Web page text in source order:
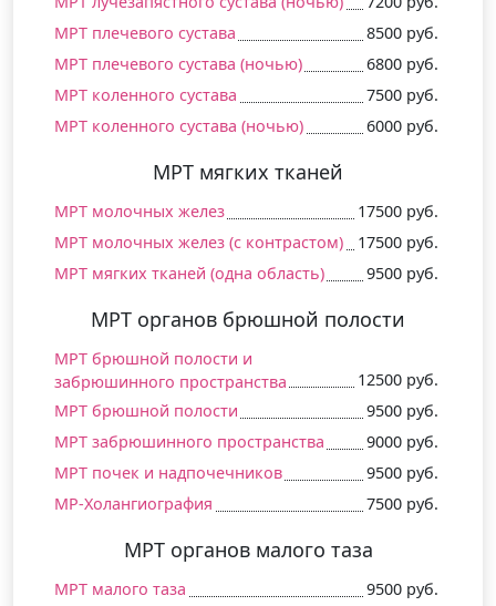
МРТ плечевого сустава
8500 руб.
МРТ плечевого сустава (ночью)
6800 руб.
МРТ коленного сустава
7500 руб.
МРТ коленного сустава (ночью)
6000 руб.
МРТ мягких тканей
МРТ молочных желез
17500 руб.
МРТ молочных желез (c контрастом)
17500 руб.
МРТ мягких тканей (одна область)
9500 руб.
МРТ органов брюшной полости
МРТ брюшной полости и
забрюшинного пространства
12500 руб.
МРТ брюшной полости
9500 руб.
МРТ забрюшинного пространства
9000 руб.
МРТ почек и надпочечников
9500 руб.
МР-Холангиография
7500 руб.
МРТ органов малого таза
МРТ малого таза
9500 руб.